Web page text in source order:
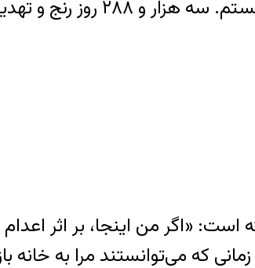
جلالی در پیام صوتی خود
«اگر من اینجا، بر اثر
که می‌توانستند مرا به خانه